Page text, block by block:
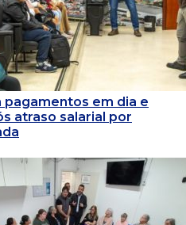
em dia e
atraso salarial por